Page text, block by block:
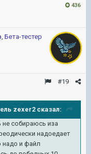
436
, Бета-тестер
#19
zexer2 сказал:
не собираюсь иза
надоедает
надо и файл